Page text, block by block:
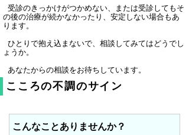
受診のきっかけがつかめない、または受診してもそ
の後の治療が続かなかったり、安定しない場合もあ
ります。
ひとりで抱え込まないで、相談してみてはどうでし
ょうか。
あなたからの相談をお待ちしています。
こころの不調のサイン
こんなことありませんか？